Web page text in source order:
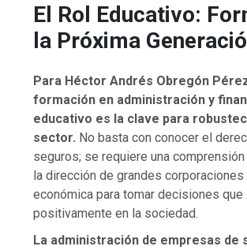
El Rol Educativo:
la Próxima
Para Héctor Andrés Obregón
formación en administración y
educativo es la clave para
sector. No basta con conocer el
seguros; se requiere una
la dirección de grandes
económica para tomar decisiones que
positivamente en la sociedad.
La administración de empresas de